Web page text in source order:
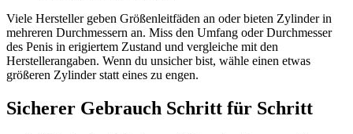
Viele Hersteller geben Größenleitfäden an oder bieten Zylinder in
mehreren Durchmessern an. Miss den Umfang oder Durchmesser
des Penis in erigiertem Zustand und vergleiche mit den
Herstellerangaben. Wenn du unsicher bist, wähle einen etwas
größeren Zylinder statt eines zu engen.
Sicherer Gebrauch Schritt für Schritt